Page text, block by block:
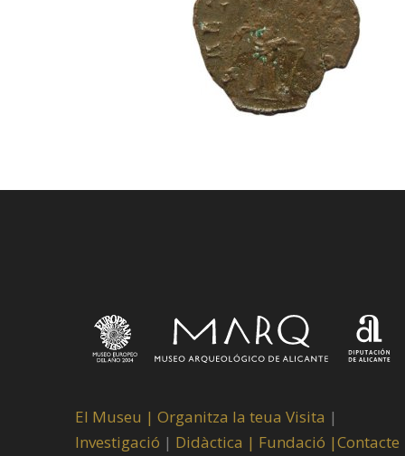
El Museu | Organitza la teua Visita |
Investigació | Didàctica | Fundació |Contacte